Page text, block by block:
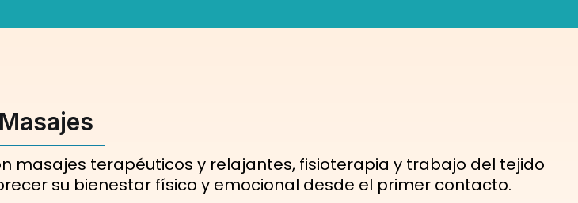
Masajes
masajes terapéuticos y relajantes, fisioterapia y trabajo del tejido
su bienestar físico y emocional desde el primer contacto.